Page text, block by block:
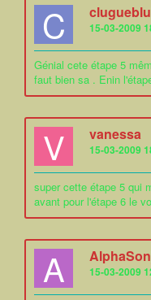
C 15-03-2009
Génial cete étape 5
faut bien sa . Enin
V vanessa
15-03-2009
super cette étape 5 qui
avant pour l'étape 6 le
A 15-03-2009